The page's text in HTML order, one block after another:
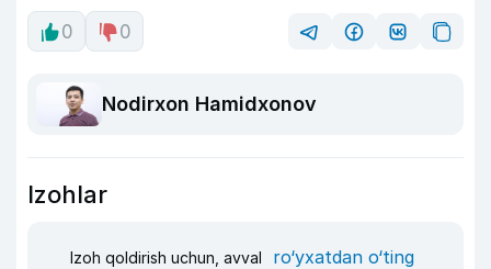
0 0
Nodirxon Hamidxonov
Izohlar
Izoh qoldirish uchun, avval ro‘yxatdan o‘ting